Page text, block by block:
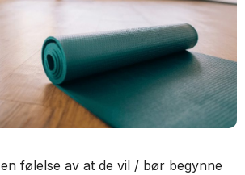
følelse av at de vil / bør begynne